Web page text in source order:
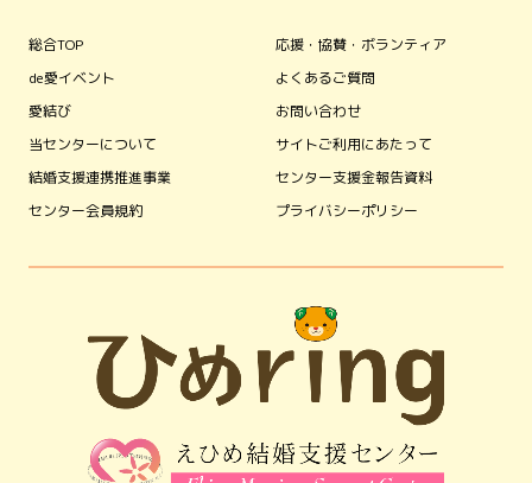
総合TOP
de愛イベント
愛結び
当センターについて
結婚支援連携推進事業
センター会員規約
応援・協賛・ボランティア
よくあるご質問
お問い合わせ
サイトご利用にあたって
センター支援金報告資料
プライバシーポリシー